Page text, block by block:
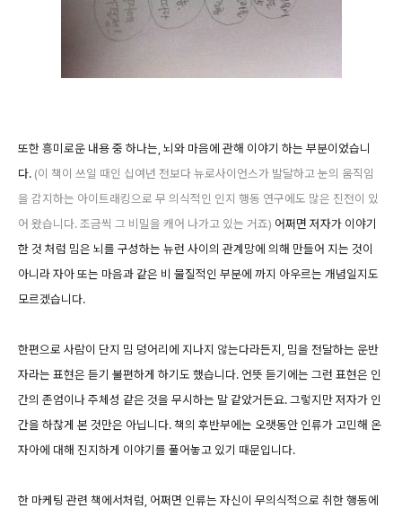
또한 흥미로운 내용 중 하나는, 뇌와 마음에 관해 이야기 하는 부분이었습니
다. (이 책이 쓰일 때인 십여년 전보다 뉴로사이언스가 발달하고 눈의 움직임
을 감지하는 아이트래킹으로 무 의식적인 인지 행동 연구에도 많은 진전이 있
어 왔습니다. 조금씩 그 비밀을 캐어 나가고 있는 거죠) 어쩌면 저자가 이야기
한 것 처럼 밈은 뇌를 구성하는 뉴런 사이의 관계망에 의해 만들어 지는 것이
아니라 자아 또는 마음과 같은 비 물질적인 부분에 까지 아우르는 개념일지도
모르겠습니다.
한편으로 사람이 단지 밈 덩어리에 지나지 않는다라든지, 밈을 전달하는 운반
자라는 표현은 듣기 불편하게 하기도 했습니다. 언뜻 듣기에는 그런 표현은 인
간의 존엄이나 주체성 같은 것을 무시하는 말 같았거든요. 그렇지만 저자가 인
간을 하찮게 본 것만은 아닙니다. 책의 후반부에는 오랫동안 인류가 고민해 온
자아에 대해 진지하게 이야기를 풀어놓고 있기 때문입니다.
한 마케팅 관련 책에서처럼, 어쩌면 인류는 자신이 무의식적으로 취한 행동에